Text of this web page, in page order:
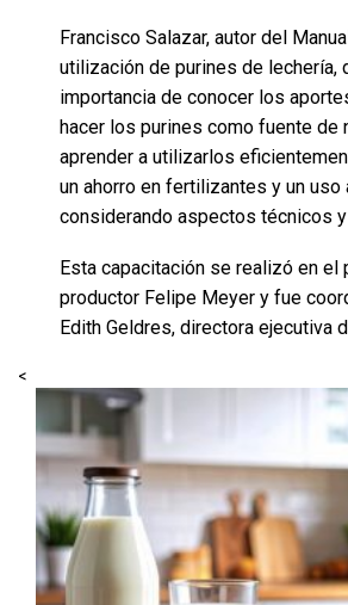
Francisco Salazar, autor del
utilización de purines de lechería,
importancia de conocer los
hacer los purines como fuente de
aprender a utilizarlos
un ahorro en fertilizantes y un uso
considerando aspectos técnicos
Esta capacitación se realizó en el
productor Felipe Meyer y fue
Edith Geldres, directora ejecutiva
<